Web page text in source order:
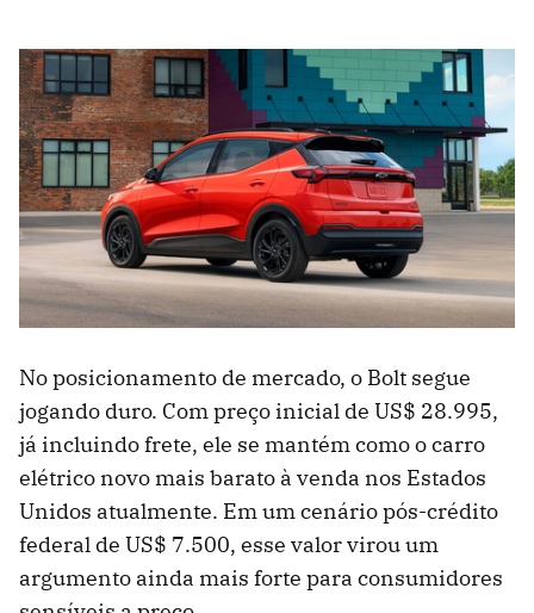
No posicionamento de mercado, o Bolt segue
jogando duro. Com preço inicial de US$ 28.995,
já incluindo frete, ele se mantém como o carro
elétrico novo mais barato à venda nos Estados
Unidos atualmente. Em um cenário pós-crédito
federal de US$ 7.500, esse valor virou um
argumento ainda mais forte para consumidores